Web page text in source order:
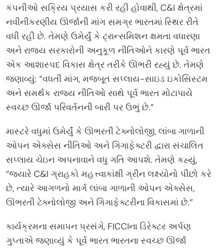
કંપનીઓ સક્રિય પ્રયાસ કરી રહી હોવાથી, C&I ક્ષેત્રમાં
નવીનીકરણીય ઊર્જાની માંગ સમગ્ર ભારતમાં સ્થિર રીતે
વધી રહી છે. તેમણે ઉમેર્યું કે ટ્રાન્સમિશન ક્ષમતા વધારણા
અને રાજ્ય સરકારોની અનુકૂળ નીતિઓને કારણે પૂર્વ ભારત
એક આશાસ્પદ વિકાસ ક્ષેત્ર તરીકે ઊભરી રહ્યું છે. તેમણે
જણાવ્યું: “વધતી માંગ, મજબૂત સપ્લાય-સાઇડ ઇકોસિસ્ટમ
અને સમર્થક રાજ્ય નીતિઓ સાથે પૂર્વ ભારત મોટાપાયે
સ્વચ્છ ઊર્જા પરિવર્તનની બારી પર ઉભું છે.”
માસ્ટરે વધુમાં ઉમેર્યું કે ઊભરતી ટેક્નોલોજી, લાંબા ગાળાની
ઓપન એક્સેસ નીતિઓ અને ગિગાફેક્ટરી દ્વારા સંચાલિત
સપ્લાય ચેઇન અપનાવાને વધુ ગતિ આપશે. તેમણે કહ્યું,
“જ્યારે C&I ગ્રાહકો મહત્ત્વાકાંક્ષી ગ્રીન લક્ષ્યોનો પીછો કરે
છે, ત્યારે આગળનો માર્ગ લાંબા ગાળાની ઓપન એક્સેસ,
ઊભરતી ટેક્નોલોજી અને ગિગાફેક્ટરીના વિકાસમાં છે.”
કાર્યક્રમના સમાપન પ્રસંગે, FICCIના ડિરેક્ટર અર્પણ
ગુપ્તાએ જણાવ્યું કે પૂર્વ ભારત ભારતના સ્વચ્છ ઊર્જા